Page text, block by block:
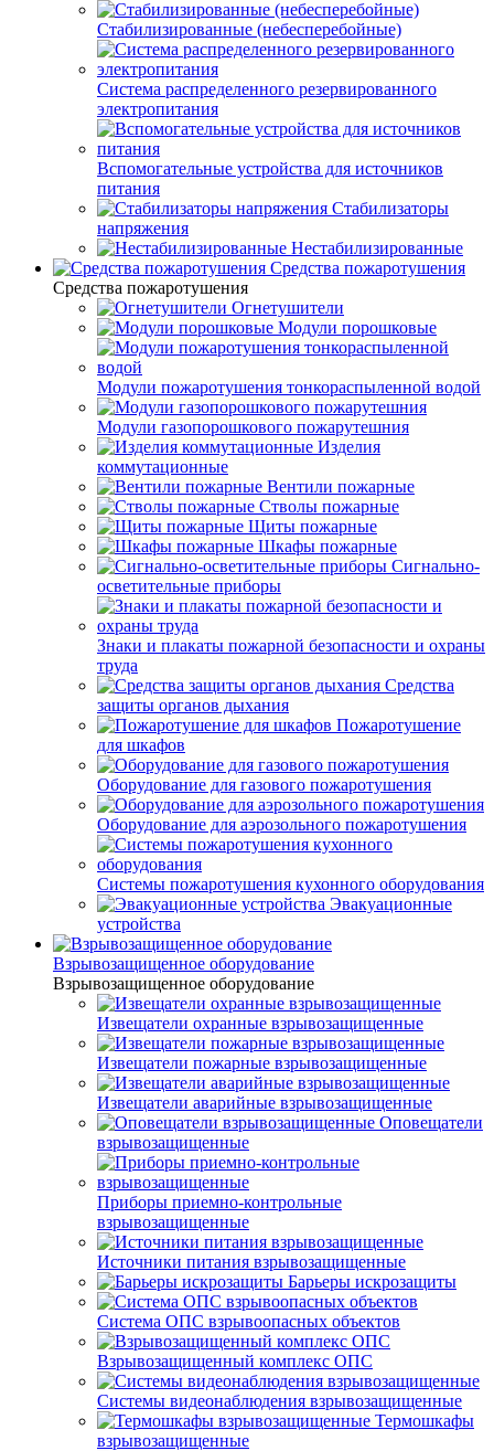
Стабилизированные (небесперебойные)
Система распределенного резервированного
электропитания
Вспомогательные устройства для источников
питания
Стабилизаторы
напряжения
Нестабилизированные
Средства пожаротушения
Средства пожаротушения
Огнетушители
Модули порошковые
Модули пожаротушения тонкораспыленной водой
Модули газопорошкового пожарутешния
Изделия
коммутационные
Вентили пожарные
Стволы пожарные
Щиты пожарные
Шкафы пожарные
Сигнально-
осветительные приборы
Знаки и плакаты пожарной безопасности и охраны
труда
Средства
защиты органов дыхания
Пожаротушение
для шкафов
Оборудование для газового пожаротушения
Оборудование для аэрозольного пожаротушения
Системы пожаротушения кухонного оборудования
Эвакуационные
устройства
Взрывозащищенное оборудование
Взрывозащищенное оборудование
Извещатели охранные взрывозащищенные
Извещатели пожарные взрывозащищенные
Извещатели аварийные взрывозащищенные
Оповещатели
взрывозащищенные
Приборы приемно-контрольные
взрывозащищенные
Источники питания взрывозащищенные
Барьеры искрозащиты
Система ОПС взрывоопасных объектов
Взрывозащищенный комплекс ОПС
Системы видеонаблюдения взрывозащищенные
Термошкафы
взрывозащищенные